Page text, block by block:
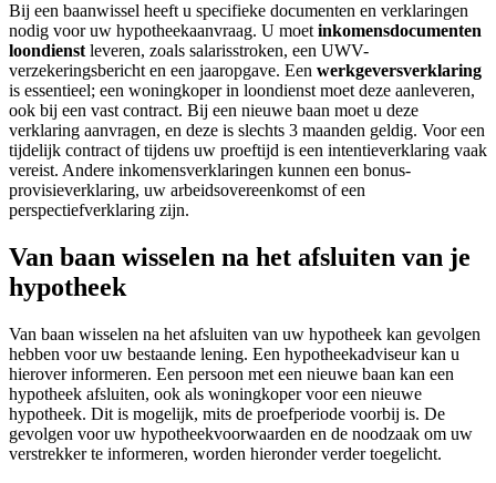
Bij een baanwissel heeft u specifieke documenten en verklaringen
nodig voor uw hypotheekaanvraag. U moet inkomensdocumenten
loondienst leveren, zoals salarisstroken, een UWV-
verzekeringsbericht en een jaaropgave. Een werkgeversverklaring
is essentieel; een woningkoper in loondienst moet deze aanleveren,
ook bij een vast contract. Bij een nieuwe baan moet u deze
verklaring aanvragen, en deze is slechts 3 maanden geldig. Voor een
tijdelijk contract of tijdens uw proeftijd is een intentieverklaring vaak
vereist. Andere inkomensverklaringen kunnen een bonus-
provisieverklaring, uw arbeidsovereenkomst of een
perspectiefverklaring zijn.
Van baan wisselen na het afsluiten van je
hypotheek
Van baan wisselen na het afsluiten van uw hypotheek kan gevolgen
hebben voor uw bestaande lening. Een hypotheekadviseur kan u
hierover informeren. Een persoon met een nieuwe baan kan een
hypotheek afsluiten, ook als woningkoper voor een nieuwe
hypotheek. Dit is mogelijk, mits de proefperiode voorbij is. De
gevolgen voor uw hypotheekvoorwaarden en de noodzaak om uw
verstrekker te informeren, worden hieronder verder toegelicht.